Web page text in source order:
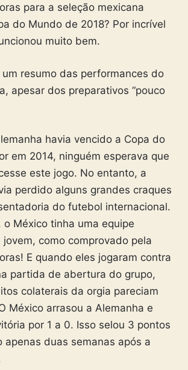
para a seleção mexicana
do Mundo de 2018? Por incrível
muito bem.
resumo das performances do
apesar dos preparativos “pouco
havia vencido a Copa do
em 2014, ninguém esperava que
este jogo. No entanto, a
perdido alguns grandes craques
do futebol internacional.
o México tinha uma equipe
como comprovado pela
E quando eles jogaram contra
partida de abertura do grupo,
colaterais da orgia pareciam
México arrasou a Alemanha e
por 1 a 0. Isso selou 3 pontos
apenas duas semanas após a